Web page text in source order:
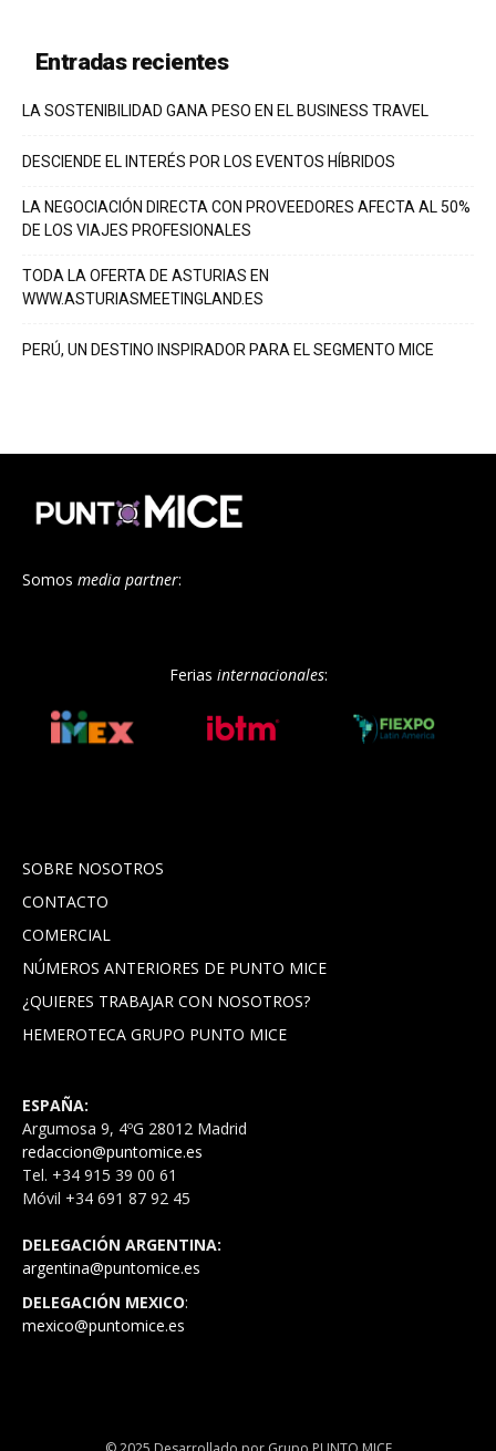
Entradas recientes
LA SOSTENIBILIDAD GANA PESO EN EL BUSINESS TRAVEL
DESCIENDE EL INTERÉS POR LOS EVENTOS HÍBRIDOS
LA NEGOCIACIÓN DIRECTA CON PROVEEDORES AFECTA AL 50%
DE LOS VIAJES PROFESIONALES
TODA LA OFERTA DE ASTURIAS EN
WWW.ASTURIASMEETINGLAND.ES
PERÚ, UN DESTINO INSPIRADOR PARA EL SEGMENTO MICE
Somos media partner:
Ferias internacionales:
SOBRE NOSOTROS
CONTACTO
COMERCIAL
NÚMEROS ANTERIORES DE PUNTO MICE
¿QUIERES TRABAJAR CON NOSOTROS?
HEMEROTECA GRUPO PUNTO MICE
ESPAÑA:
Argumosa 9, 4ºG 28012 Madrid
redaccion@puntomice.es
Tel. +34 915 39 00 61
Móvil +34 691 87 92 45
DELEGACIÓN ARGENTINA:
argentina@puntomice.es
DELEGACIÓN MEXICO:
mexico@puntomice.es